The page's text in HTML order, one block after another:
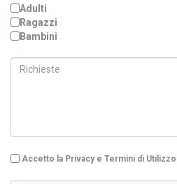
Adulti
Ragazzi
Bambini
Accetto la Privacy e Termini di Utilizzo